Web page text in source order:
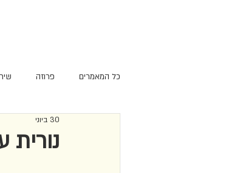
כל המאמרים פרוזה
סקירת עומק
נורית
30 ביוני